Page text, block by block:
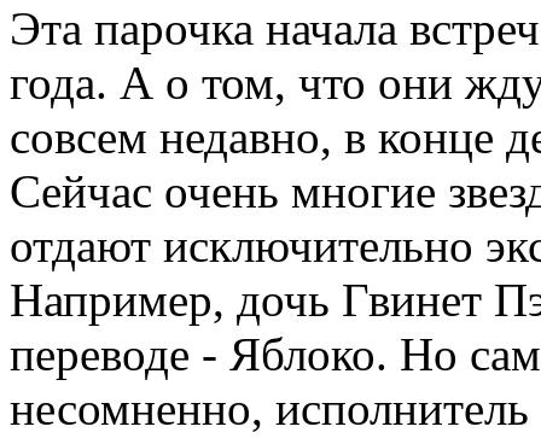
Эта парочка начала
года. А о том, что они
совсем недавно, в конце
Сейчас очень многие
отдают исключительно
Например, дочь Гвинет
переводе - Яблоко. Но
несомненно,